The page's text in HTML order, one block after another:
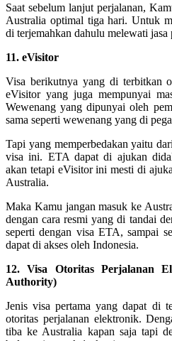
Saat sebelum lanjut perjalanan,
Australia optimal tiga hari. Untuk
di terjemahkan dahulu melewati jasa
11. eVisitor
Visa berikutnya yang di terbitkan
eVisitor yang juga mempunyai
Wewenang yang dipunyai oleh
sama seperti wewenang yang di
Tapi yang memperbedakan yaitu
visa ini. ETA dapat di ajukan
akan tetapi eVisitor ini mesti di
Australia.
Maka Kamu jangan masuk ke
dengan cara resmi yang di tandai
seperti dengan visa ETA, sampai
dapat di akses oleh Indonesia.
12. Visa Otoritas Perjalanan
Authority)
Jenis visa pertama yang dapat di
otoritas perjalanan elektronik.
tiba ke Australia kapan saja tapi